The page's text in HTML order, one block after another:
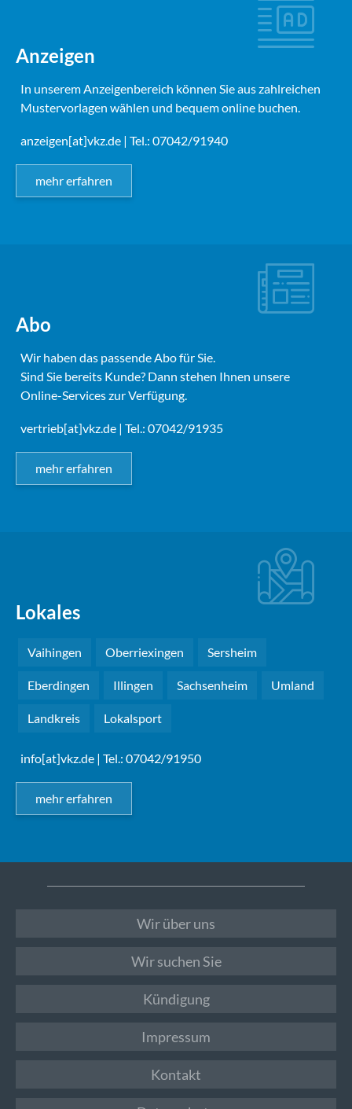
Anzeigen
In unserem Anzeigenbereich können Sie aus zahlreichen
Mustervorlagen wählen und bequem online buchen.
anzeigen[at]vkz.de | Tel.: 07042/91940
mehr erfahren
Abo
Wir haben das passende Abo für Sie.
Sind Sie bereits Kunde? Dann stehen Ihnen unsere
Online-Services zur Verfügung.
vertrieb[at]vkz.de | Tel.: 07042/91935
mehr erfahren
Lokales
Vaihingen Oberriexingen Sersheim
Eberdingen Illingen Sachsenheim Umland
Landkreis Lokalsport
info[at]vkz.de | Tel.: 07042/91950
mehr erfahren
Wir über uns
Wir suchen Sie
Kündigung
Impressum
Kontakt